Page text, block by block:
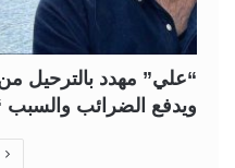
“علي” مهدد بالترحيل
ويدفع الضرائب والسبب